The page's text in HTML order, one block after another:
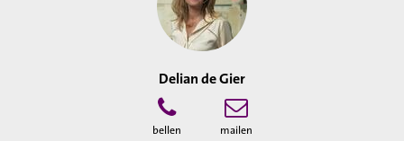
Delian de Gier
bellen mailen